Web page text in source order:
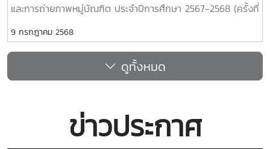
และการถ่ายภาพหมู่บัณฑิต ประจำปีการศึกษา 2567-2568 (ครั้งที่
ศึกษา 2569-2570 (ครั้งที่ 50) ตามรายละเอียดดังนี้ ประกาศ
มหาวิทยาลัยแม่โจ้ เรื่อง รับสมัครผู้ยื่นข้อเสนอการใช้พื้นที่บริการ
ถ่ายภาพงานพิธีพระราชทานปริญญาบัตร และการถ่ายภาพหมู่
บัณฑิต ประจำปีการศึกษา 2567-2568 (ครั้งที่ 48) ประจำปีการ
2570 (ครั้งที่ 50) ใบสมัครคัดเลือก , แบบรายการหลักฐานที่ใช้ใน
9 กรกฎาคม 2568
ดูทั้งหมด
ข่าวประกาศ